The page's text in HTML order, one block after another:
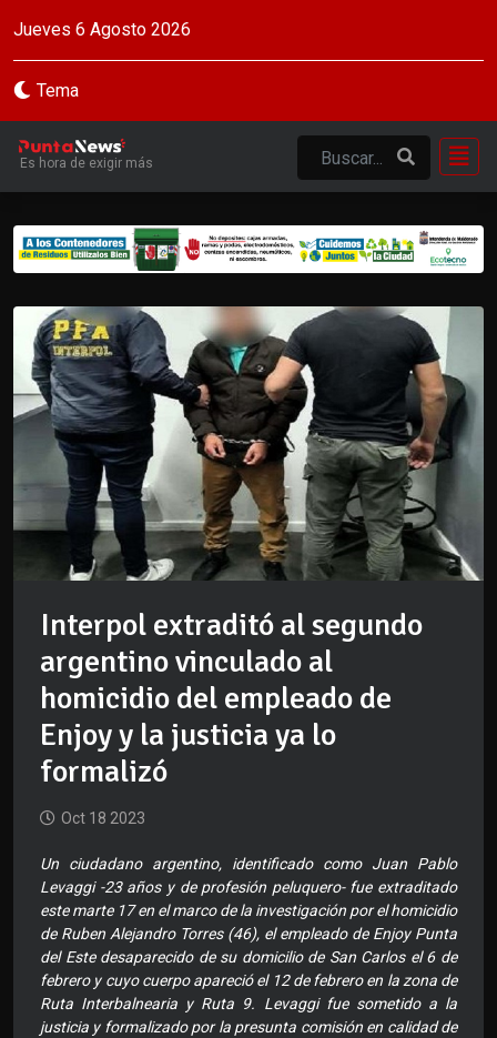
Jueves 6 Agosto 2026
Tema
Es hora de exigir más
Interpol extraditó al segundo
argentino vinculado al
homicidio del empleado de
Enjoy y la justicia ya lo
formalizó
Oct 18 2023
Un ciudadano argentino, identificado como Juan Pablo
Levaggi -23 años y de profesión peluquero- fue extraditado
este marte 17 en el marco de la investigación por el homicidio
de Ruben Alejandro Torres (46), el empleado de Enjoy Punta
del Este desaparecido de su domicilio de San Carlos el 6 de
febrero y cuyo cuerpo apareció el 12 de febrero en la zona de
Ruta Interbalnearia y Ruta 9. Levaggi fue sometido a la
justicia y formalizado por la presunta comisión en calidad de